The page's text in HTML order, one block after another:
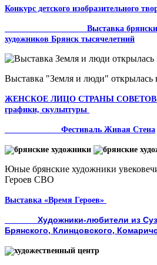
Конкурс детского изобразительного
Выставка брянских и
художников Брянск тысячелетний
Выставка "Земля и люди" открылась
ЖЕНСКОЕ ЛИЦО СТРАНЫ СОВЕТОВ -
графики, скульптуры
Фестиваль Живая Стена
Юные брянские художники
Героев СВО
Выставка «Время Героев»
Художники-любители из
Брянского, Клинцовского,